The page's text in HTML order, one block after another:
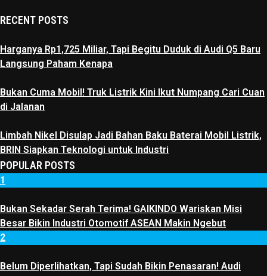
RECENT POSTS
Harganya Rp1,725 Miliar, Tapi Begitu Duduk di Audi Q5 Baru
Langsung Paham Kenapa
Bukan Cuma Mobil! Truk Listrik Kini Ikut Numpang Cari Cuan
di Jalanan
Limbah Nikel Disulap Jadi Bahan Baku Baterai Mobil Listrik,
BRIN Siapkan Teknologi untuk Industri
POPULAR POSTS
1
Bukan Sekadar Serah Terima! GAIKINDO Wariskan Misi
Besar Bikin Industri Otomotif ASEAN Makin Ngebut
2
Belum Diperlihatkan, Tapi Sudah Bikin Penasaran! Audi